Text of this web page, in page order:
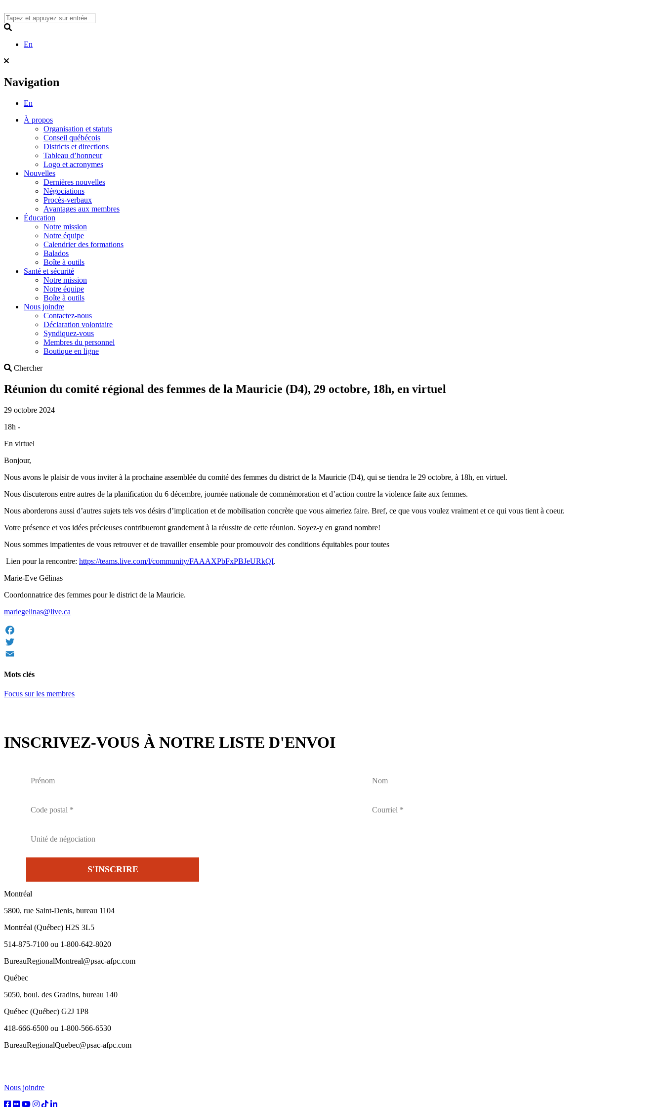
to
content
En
Navigation
En
À propos
Organisation et statuts
Conseil québécois
Districts et directions
Tableau d’honneur
Logo et acronymes
Nouvelles
Dernières nouvelles
Négociations
Procès-verbaux
Avantages aux membres
Éducation
Notre mission
Notre équipe
Calendrier des formations
Balados
Boîte à outils
Santé et sécurité
Notre mission
Notre équipe
Boîte à outils
Nous joindre
Contactez-nous
Déclaration volontaire
Syndiquez-vous
Membres du personnel
Boutique en ligne
ChercherSearch
Réunion du comité régional des femmes de la Mauricie (D4), 29 octobre, 18h, en virtuel
29 octobre 2024
18h -
En virtuel
Bonjour,
Nous avons le plaisir de vous inviter à la prochaine assemblée du comité des femmes du district de la Mauricie (D4), qui se tiendra le 29 octobre, à 18h, en virtuel.
Nous discuterons entre autres de la planification du 6 décembre, journée nationale de commémoration et d’action contre la violence faite aux femmes.
Nous aborderons aussi d’autres sujets tels vos désirs d’implication et de mobilisation concrète que vous aimeriez faire. Bref, ce que vous voulez vraiment et ce qui vous tient à coeur.
Votre présence et vos idées précieuses contribueront grandement à la réussite de cette réunion. Soyez-y en grand nombre!
Nous sommes impatientes de vous retrouver et de travailler ensemble pour promouvoir des conditions équitables pour toutes
Lien pour la rencontre: https://teams.live.com/l/community/FAAAXPbFxPBJeURkQI.
Marie-Eve Gélinas
Coordonnatrice des femmes pour le district de la Mauricie.
mariegelinas@live.ca
Facebook
Twitter
Mots clés
Focus sur les membres
INSCRIVEZ-VOUS À NOTRE LISTE D'ENVOI
Montréal
5800, rue Saint-Denis, bureau 1104
Montréal (Québec) H2S 3L5
514-875-7100 ou 1-800-642-8020
BureauRegionalMontreal@psac-afpc.com
Québec
5050, boul. des Gradins, bureau 140
Québec (Québec) G2J 1P8
418-666-6500 ou 1-800-566-6530
BureauRegionalQuebec@psac-afpc.com
Nous joindre